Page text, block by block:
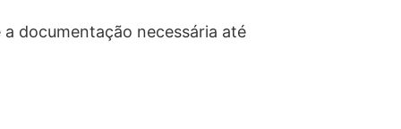
documentação necessária até